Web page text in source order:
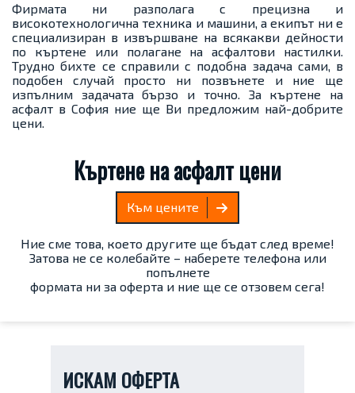
Фирмата ни разполага с прецизна и
високотехнологична техника и машини, а екипът ни е
специализиран в извършване на всякакви дейности
по къртене или полагане на асфалтови настилки.
Трудно бихте се справили с подобна задача сами, в
подобен случай просто ни позвънете и ние ще
изпълним задачата бързо и точно. За къртене на
асфалт в София ние ще Ви предложим най-добрите
цени.
Къртене на асфалт цени
Към цените
Ние сме това, което другите ще бъдат след време!
Затова не се колебайте – наберете телефона или
попълнете
формата ни за оферта и ние ще се отзовем сега!
ИСКАМ ОФЕРТА